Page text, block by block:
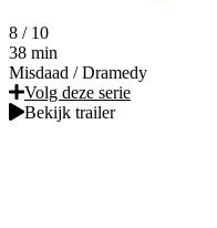
8 / 10
38 min
Misdaad / Dramedy
Volg deze serie
Bekijk trailer